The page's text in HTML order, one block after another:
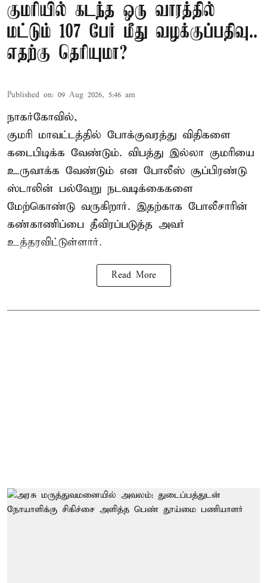
குமரியில் கடந்த ஒரு வாரத்தில்
மட்டும் 107 பேர் மீது வழக்குப்பதிவு..
எதற்கு தெரியுமா?
Published on: 09 Aug 2026, 5:46 am
நாகர்கோவில்,
குமரி மாவட்டத்தில் போக்குவரத்து விதிகளை
கடைபிடிக்க வேண்டும். விபத்து இல்லா குமரியை
உருவாக்க வேண்டும் என போலீஸ் சூப்பிரண்டு
ஸ்டாலின் பல்வேறு நடவடிக்கைகளை
மேற்கொண்டு வருகிறார். இதற்காக போலீசாரின்
கண்காணிப்பை தீவிரப்படுத்த அவர்
உத்தரவிட்டுள்ளார்.
Read More